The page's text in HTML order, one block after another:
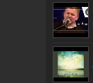
16:25 -
A Mária
16:30 -